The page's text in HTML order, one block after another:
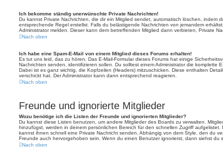
Ich bekomme ständig unerwünschte Private Nachrichten!
Du kannst Private Nachrichten, die dir ein Mitglied sendet, automatisch löschen, indem
entsprechende Regel erstellst. Falls du belästigende Nachrichten von jemandem
Administrator melden. Dieser kann dem betreffenden Mitglied dann verbieten, Private
Nach oben
Ich habe eine Spam-E-Mail von einem Mitglied dieses Forums erhalten!
Es tut uns leid, das zu hören. Das E-Mail-Formular dieses Forums hat einige
Nachrichten senden, identifizieren sollen. Du solltest einem Administrator die komplette
Dabei ist es ganz wichtig, die Kopfzeilen (Headers) mitzuschicken. Diese enthalten
verschickt hat. Der Administrator kann dann entsprechend reagieren.
Nach oben
Freunde und ignorierte Mitglieder
Wozu benötige ich die Listen der Freunde und ignorierten Mitglieder?
Du kannst diese Listen benutzen, um andere Mitglieder des Boards zu verwalten.
hinzufügst, werden in deinem persönlichen Bereich für den schnellen Zugriff
kannst ihnen schnell eine Private Nachricht senden. Abhängig von dem Style, den du
Freunde auch hervorgehoben sein. Wenn du einen Benutzer ignorierst, dann siehst du
Nach oben